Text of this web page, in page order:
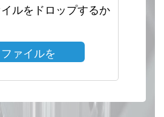
ルをドロップするか
ファイルを